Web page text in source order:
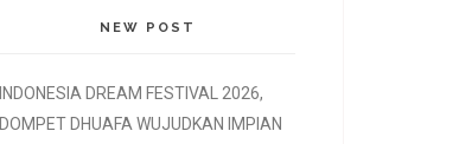
NEW POST
INDONESIA DREAM FESTIVAL 2026,
DOMPET DHUAFA WUJUDKAN IMPIAN